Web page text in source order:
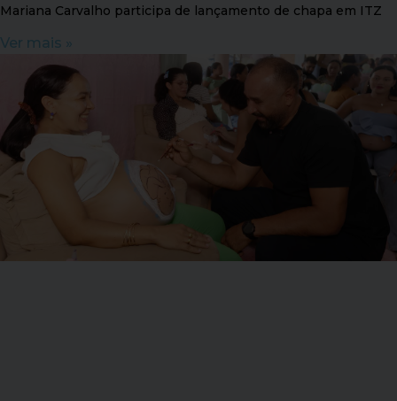
Mariana Carvalho participa de lançamento de chapa em ITZ
Ver mais »